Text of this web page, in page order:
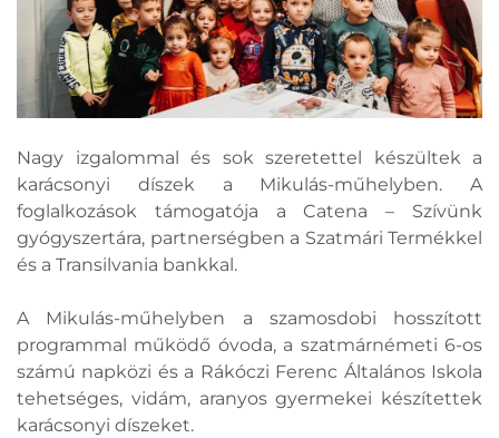
Nagy izgalommal és sok szeretettel készültek a
karácsonyi díszek a Mikulás-műhelyben. A
foglalkozások támogatója a Catena – Szívünk
gyógyszertára, partnerségben a Szatmári Termékkel
és a Transilvania bankkal.
A Mikulás-műhelyben a szamosdobi hosszított
programmal működő óvoda, a szatmárnémeti 6-os
számú napközi és a Rákóczi Ferenc Általános Iskola
tehetséges, vidám, aranyos gyermekei készítettek
karácsonyi díszeket.